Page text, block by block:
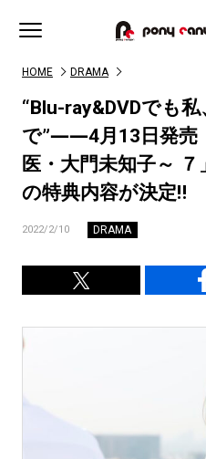
HOME DRAMA
“Blu-ray&DVDでも
で”――4月13日発売
医・大門未知子～ ７
の特典内容が決定‼
2022/2/10 DRAMA